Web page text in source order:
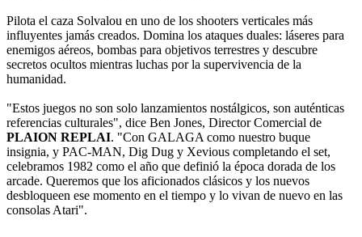
Pilota el caza Solvalou en uno de los shooters verticales más
influyentes jamás creados. Domina los ataques duales: láseres para
enemigos aéreos, bombas para objetivos terrestres y descubre
secretos ocultos mientras luchas por la supervivencia de la
humanidad.
"Estos juegos no son solo lanzamientos nostálgicos, son auténticas
referencias culturales", dice Ben Jones, Director Comercial de
PLAION REPLAI. "Con GALAGA como nuestro buque
insignia, y PAC-MAN, Dig Dug y Xevious completando el set,
celebramos 1982 como el año que definió la época dorada de los
arcade. Queremos que los aficionados clásicos y los nuevos
desbloqueen ese momento en el tiempo y lo vivan de nuevo en las
consolas Atari".